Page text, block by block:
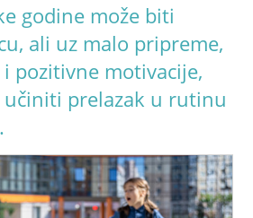
godine može biti
ali uz malo pripreme,
pozitivne motivacije,
prelazak u rutinu